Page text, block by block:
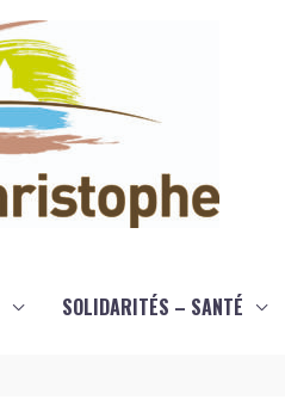
SOLIDARITÉS – SANTÉ